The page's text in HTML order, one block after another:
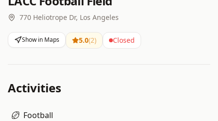
770 Heliotrope Dr, Los Angeles
Show in Maps 5.0(2) Closed
Activities
Football